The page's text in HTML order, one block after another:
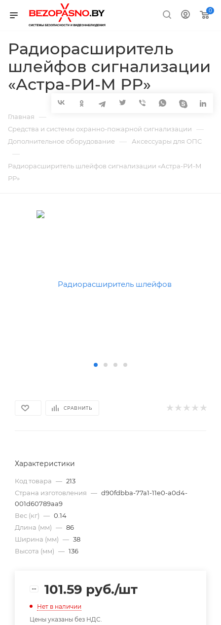
0
Радиорасширитель
шлейфов сигнализации
«Астра-РИ-М РР»
Главная —
Средства и системы охранно-пожарной сигнализации —
Дополнительное оборудование — Аксессуары для ОПС
—
Радиорасширитель шлейфов сигнализации «Астра-РИ-М
РР»
СРАВНИТЬ
Характеристики
Код товара — 213
Страна изготовления — d90fdbba-77a1-11e0-a0d4-
001d60789aa9
Вес (кг) — 0.14
Длина (мм) — 86
Ширина (мм) — 38
Высота (мм) — 136
101.59 руб./шт
Нет в наличии
Цены указаны без НДС.